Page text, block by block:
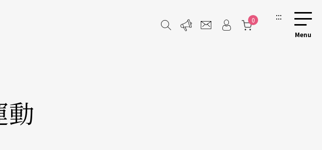
0 :::
動